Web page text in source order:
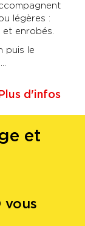
légères :
enrobés.
puis le
Plus d'infos
et
vous